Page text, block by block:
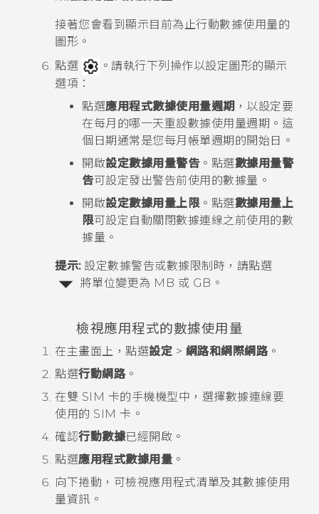
接著您會看到顯示目前為止行動數據使用量的
圖形。
點選
。請執行下列操作以設定圖形的顯示
選項：
點選應用程式數據使用量週期 ，以設定要
在每月的哪一天重設數據使用量週期。這
個日期通常是您每月帳單週期的開始日。
開啟設定數據用量警告。點選數據用量警
告可設定發出警告前使用的數據量。
開啟設定數據用量上限。點選數據用量上
限可設定自動關閉數據連線之前使用的數
據量。
提示:設定數據警告或數據限制時，請點選
將單位變更為 MB 或 GB。
檢視應用程式的數據使用量
在主畫面上，點選設定 > 網路和網際網路。
點選行動網路。
在雙 SIM 卡的手機機型中，選擇數據連線要
使用的 SIM 卡。
確認行動數據已經開啟。
點選應用程式數據用量 。
向下捲動，可檢視應用程式清單及其數據使用
量資訊。